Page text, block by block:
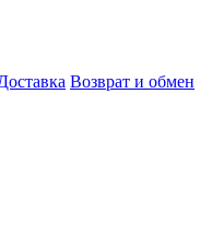
Возврат и обмен